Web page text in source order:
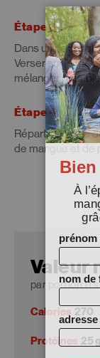
Étape 3
Dans un petit
Verser sur le
mélanger pour
Étape 4
Répartir la laitue
de mangue et de
Valeur
par portion (1
Calories 270
Protéines 25 g